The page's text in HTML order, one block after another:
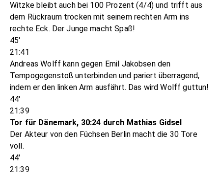
Witzke bleibt auch bei 100 Prozent (4/4) und trifft aus
dem Rückraum trocken mit seinem rechten Arm ins
rechte Eck. Der Junge macht Spaß!
45'
21:41
Andreas Wolff kann gegen Emil Jakobsen den
Tempogegenstoß unterbinden und pariert überragend,
indem er den linken Arm ausfährt. Das wird Wolff guttun!
44'
21:39
Tor für Dänemark, 30:24 durch Mathias Gidsel
Der Akteur von den Füchsen Berlin macht die 30 Tore
voll.
44'
21:39